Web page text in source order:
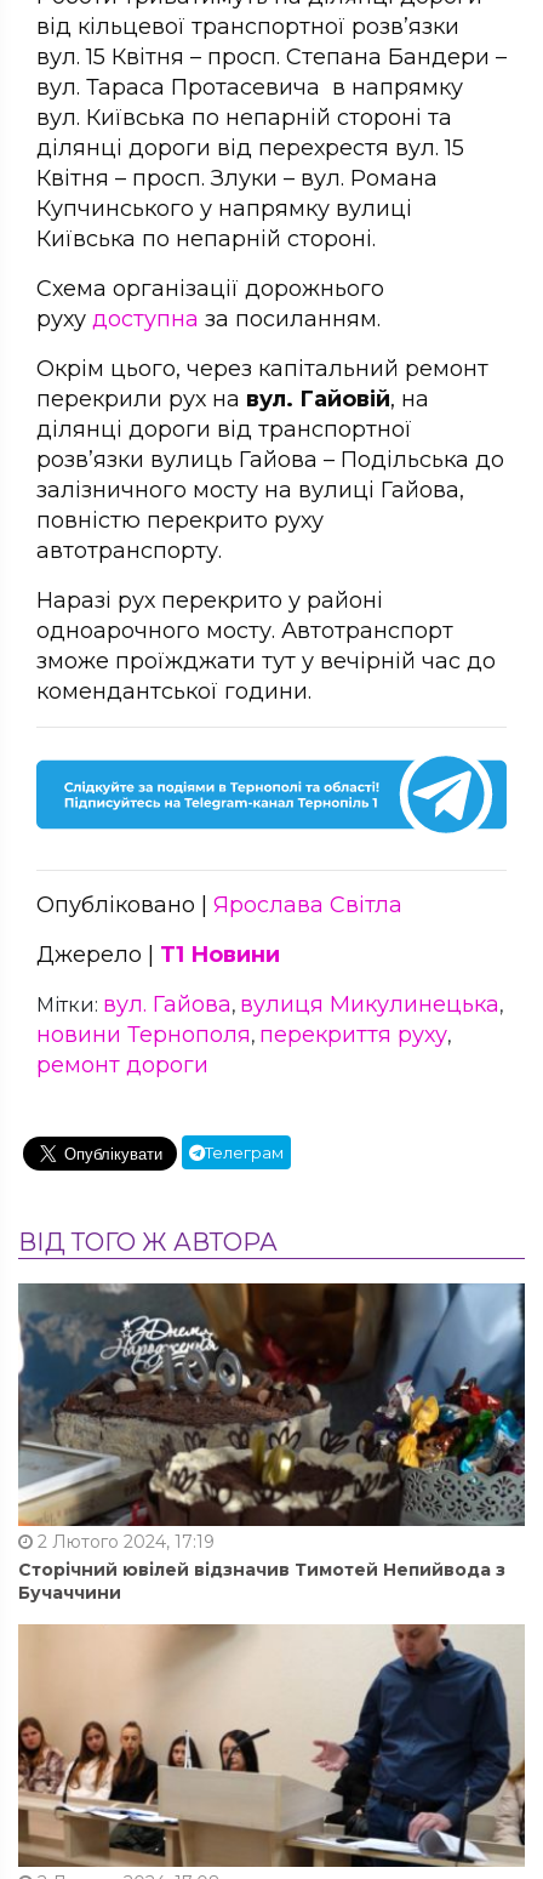
від кільцевої транспортної розв’язки
вул. 15 Квітня – просп. Степана Бандери –
вул. Тараса Протасевича в напрямку
вул. Київська по непарній стороні та
ділянці дороги від перехрестя вул. 15
Квітня – просп. Злуки – вул. Романа
Купчинського у напрямку вулиці
Київська по непарній стороні.
Схема організації дорожнього
руху доступна за посиланням.
Окрім цього, через капітальний ремонт
перекрили рух на вул. Гайовій, на
ділянці дороги від транспортної
розв’язки вулиць Гайова – Подільська до
залізничного мосту на вулиці Гайова,
повністю перекрито руху
автотранспорту.
Наразі рух перекрито у районі
одноарочного мосту. Автотранспорт
зможе проїжджати тут у вечірній час до
комендантської години.
Опубліковано | Ярослава Світла
Джерело | Т1 Новини
Мітки: вул. Гайова, вулиця Микулинецька,
новини Тернополя, перекриття руху,
ремонт дороги
Телеграм
ВІД ТОГО Ж АВТОРА
2 Лютого 2024, 17:19
Сторічний ювілей відзначив Тимотей Непийвода з
Бучаччини